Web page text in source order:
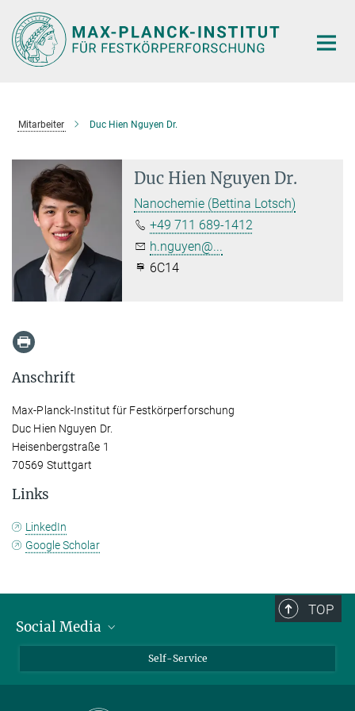
Hauptinhalt
Mitarbeiter Duc Hien Nguyen Dr.
Duc Hien Nguyen Dr.
Nanochemie (Bettina Lotsch)
+49 711 689-1412
h.nguyen@...
6C14
Anschrift
Max-Planck-Institut für Festkörperforschung
Duc Hien Nguyen Dr.
Heisenbergstraße 1
70569 Stuttgart
Links
LinkedIn
Google Scholar
TOP
Social Media
Self-Service